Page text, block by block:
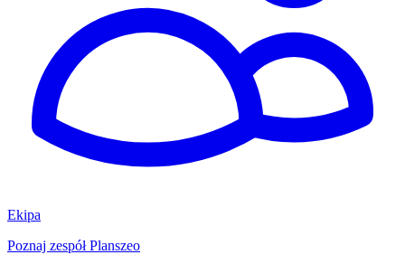
Ekipa
Poznaj zespół Planszeo